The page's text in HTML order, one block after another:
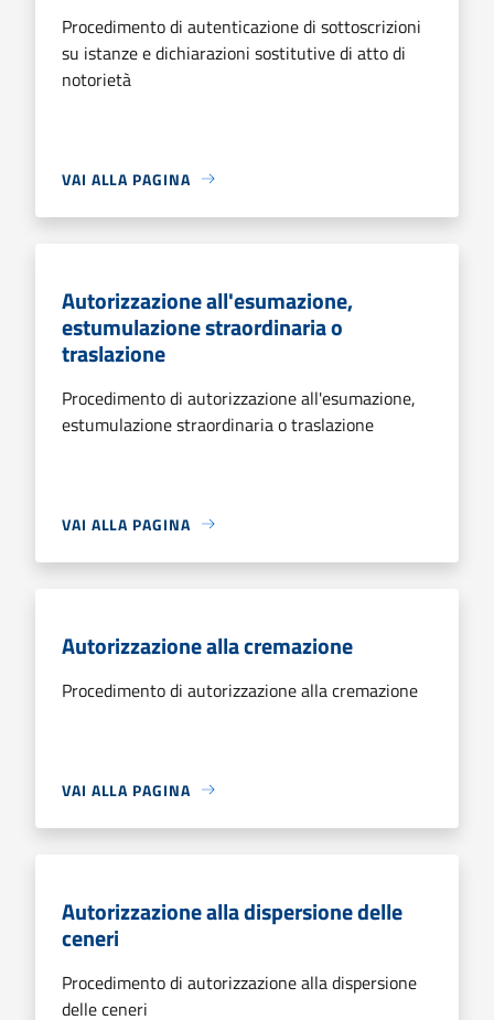
Procedimento di autenticazione di sottoscrizioni
su istanze e dichiarazioni sostitutive di atto di
notorietà
VAI ALLA PAGINA
Autorizzazione all'esumazione,
estumulazione straordinaria o
traslazione
Procedimento di autorizzazione all'esumazione,
estumulazione straordinaria o traslazione
VAI ALLA PAGINA
Autorizzazione alla cremazione
Procedimento di autorizzazione alla cremazione
VAI ALLA PAGINA
Autorizzazione alla dispersione delle
ceneri
Procedimento di autorizzazione alla dispersione
delle ceneri